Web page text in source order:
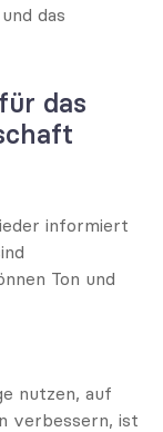
das
das
informiert
Ton und
nutzen, auf
verbessern, ist